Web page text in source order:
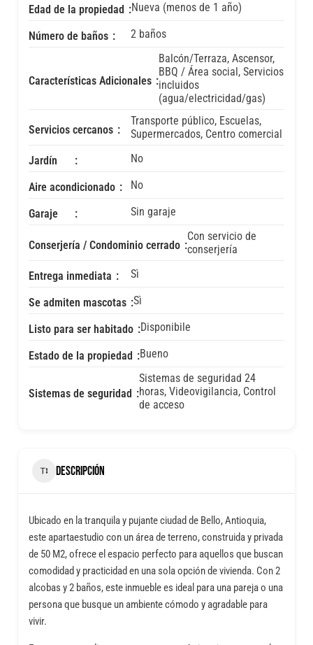
Edad de la propiedad Nueva (menos de 1 año)
Número de baños 2 baños
Características Adicionales
Balcón/Terraza, Ascensor,
BBQ / Área social, Servicios
incluidos
(agua/electricidad/gas)
Servicios cercanos
Transporte público, Escuelas,
Supermercados, Centro comercial
Jardín
No
Aire acondicionado No
Garaje Sin garaje
Conserjería / Condominio cerrado
Con servicio de
conserjería
Entrega inmediata
Sì
Se admiten mascotas Sì
Listo para ser habitado Disponibile
Estado de la propiedad Bueno
Sistemas de seguridad
Sistemas de seguridad 24
horas, Videovigilancia, Control
de acceso
DESCRIPCIÓN
Ubicado en la tranquila y pujante ciudad de Bello, Antioquia,
este apartaestudio con un área de terreno, construida y privada
de 50 M2, ofrece el espacio perfecto para aquellos que buscan
comodidad y practicidad en una sola opción de vivienda. Con 2
alcobas y 2 baños, este inmueble es ideal para una pareja o una
persona que busque un ambiente cómodo y agradable para
vivir.